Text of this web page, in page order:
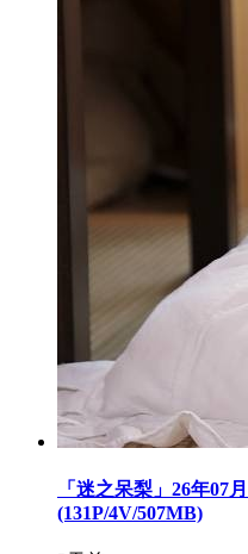
「迷之呆梨」26年07
(131P/4V/507MB)